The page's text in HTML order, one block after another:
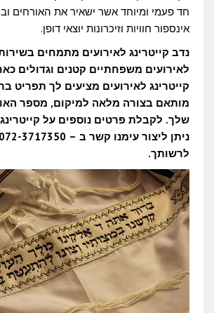
של
חד פעמי ומיוחד אשר ישאיר את האורחים
אינספור חוויות וזיכרונות יוצאי דופן.
נדב קייטרינג לאירועים מתמחים
לאירועים משפחתיים קטנים וגדולים
קייטרינג לאירועים מציעים לך תפריט
מותאם בצורה מלאה למיקום, מספר
שלך. לקבלת פרטים נוספים על
לרשותך.